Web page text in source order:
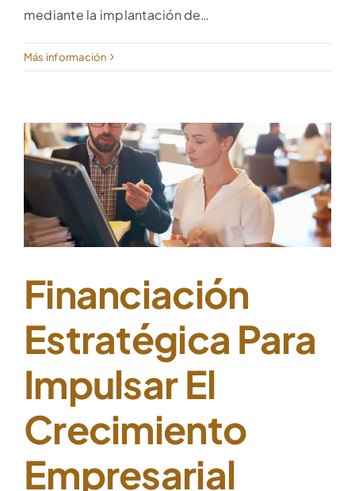
mediante la implantación de…
Más información
Financiación
Estratégica Para
Impulsar El
Crecimiento
Empresarial